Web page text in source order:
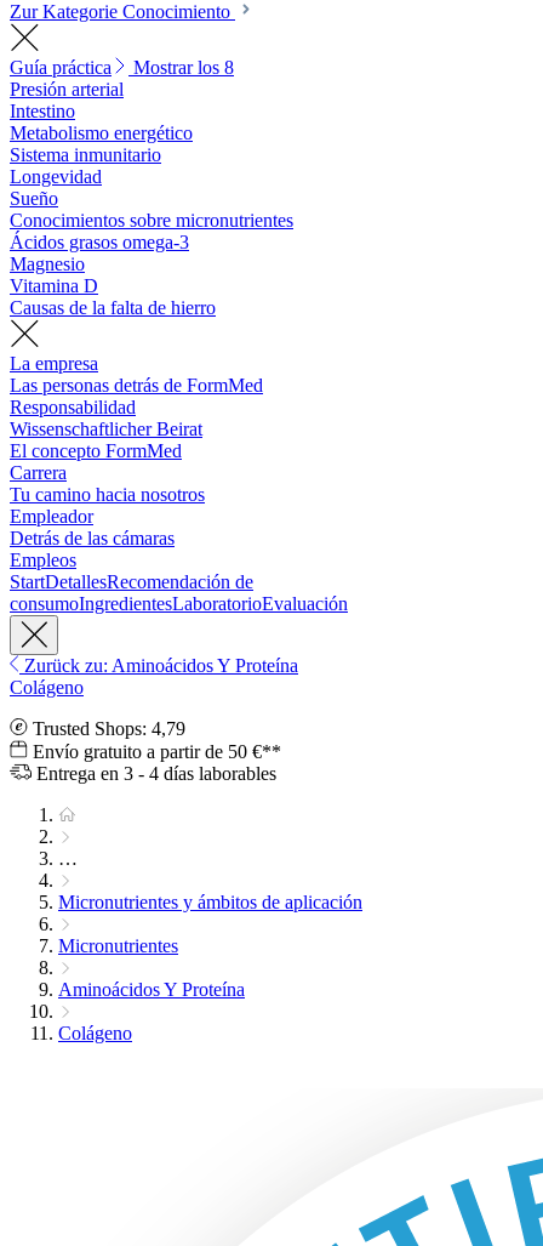
Zur Kategorie Conocimiento
Guía práctica
Mostrar los 8
Presión arterial
Intestino
Metabolismo energético
Sistema inmunitario
Longevidad
Sueño
Conocimientos sobre micronutrientes
Ácidos grasos omega-3
Magnesio
Vitamina D
Causas de la falta de hierro
La empresa
Las personas detrás de FormMed
Responsabilidad
Wissenschaftlicher Beirat
El concepto FormMed
Carrera
Tu camino hacia nosotros
Empleador
Detrás de las cámaras
Empleos
StartDetallesRecomendación de
consumoIngredientesLaboratorioEvaluación
Zurück zu: Aminoácidos Y Proteína
Colágeno
Trusted Shops: 4,79
Envío gratuito a partir de 50 €**
Entrega en 3 - 4 días laborables
…
Micronutrientes y ámbitos de aplicación
Micronutrientes
Aminoácidos Y Proteína
Colágeno